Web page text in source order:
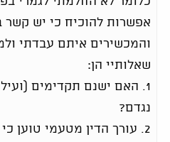
אפשרות להוכיח כי יש קשר
והמכשירים איתם עבדתי
שאלותיי הן:
1. האם ישנם תקדימים
נגדם?
2. עורך הדין מטעמי טוען